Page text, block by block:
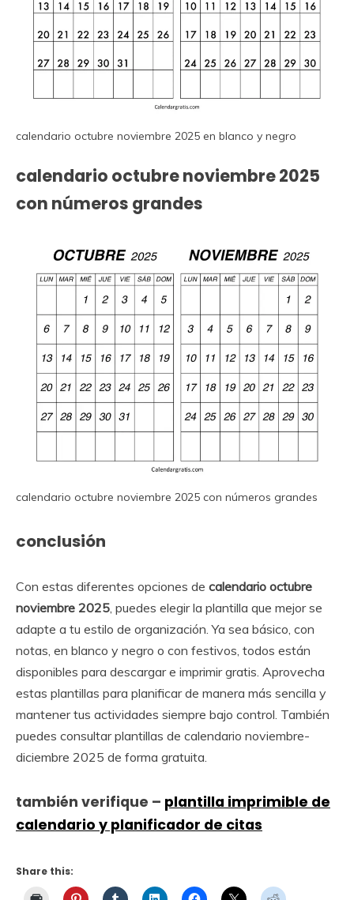
calendario octubre noviembre 2025 en blanco y negro
calendario octubre noviembre 2025
con números grandes
calendario octubre noviembre 2025 con números grandes
conclusión
Con estas diferentes opciones de calendario octubre
noviembre 2025 , puedes elegir la plantilla que mejor se
adapte a tu estilo de organización. Ya sea básico, con
notas, en blanco y negro o con festivos, todos están
disponibles para descargar e imprimir gratis. Aprovecha
estas plantillas para planificar de manera más sencilla y
mantener tus actividades siempre bajo control. También
puedes consultar plantillas de calendario noviembre-
diciembre 2025 de forma gratuita.
también verifique – plantilla imprimible de
calendario y planificador de citas
Share this: